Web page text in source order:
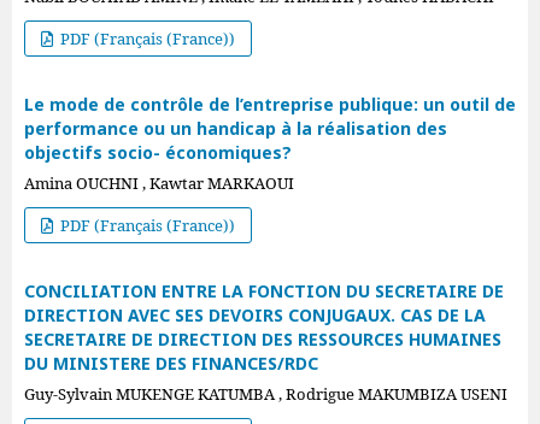
PDF (Français (France))
Le mode de contrôle de l’entreprise publique: un outil de
performance ou un handicap à la réalisation des
objectifs socio- économiques?
Amina OUCHNI , Kawtar MARKAOUI
PDF (Français (France))
CONCILIATION ENTRE LA FONCTION DU SECRETAIRE DE
DIRECTION AVEC SES DEVOIRS CONJUGAUX. CAS DE LA
SECRETAIRE DE DIRECTION DES RESSOURCES HUMAINES
DU MINISTERE DES FINANCES/RDC
Guy-Sylvain MUKENGE KATUMBA , Rodrigue MAKUMBIZA USENI